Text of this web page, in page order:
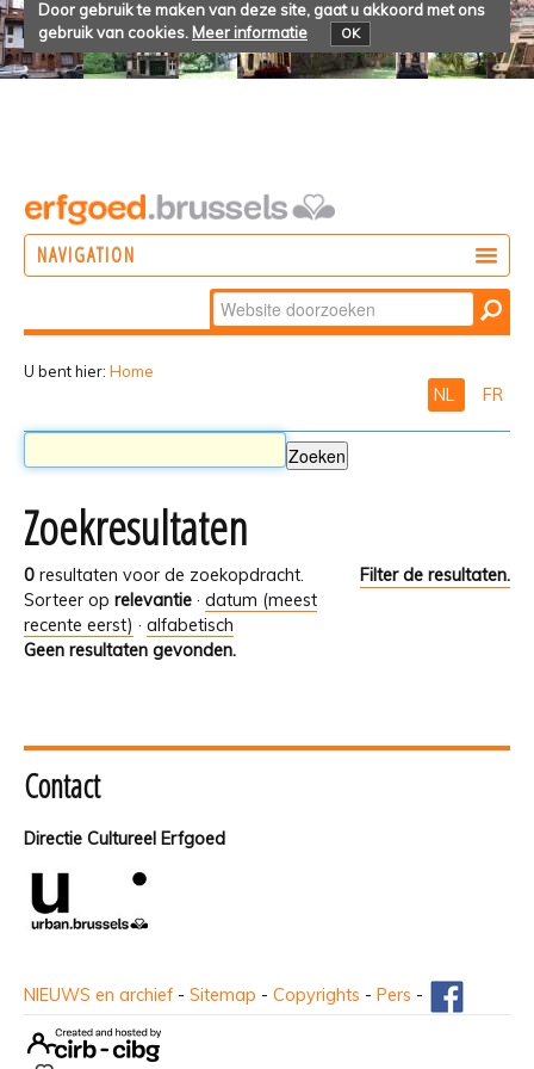
Door gebruik te maken van deze site, gaat u akkoord met ons
gebruik van cookies. Meer informatie OK
NAVIGATION
Zoek
Geavanceerd
U bent hier: Home
NL FR
Zoekresultaten
0 resultaten voor de zoekopdracht.
Filter de resultaten.
Sorteer op relevantie · datum (meest
recente eerst) · alfabetisch
Geen resultaten gevonden.
Contact
Directie Cultureel Erfgoed
NIEUWS en archief - Sitemap - Copyrights - Pers -